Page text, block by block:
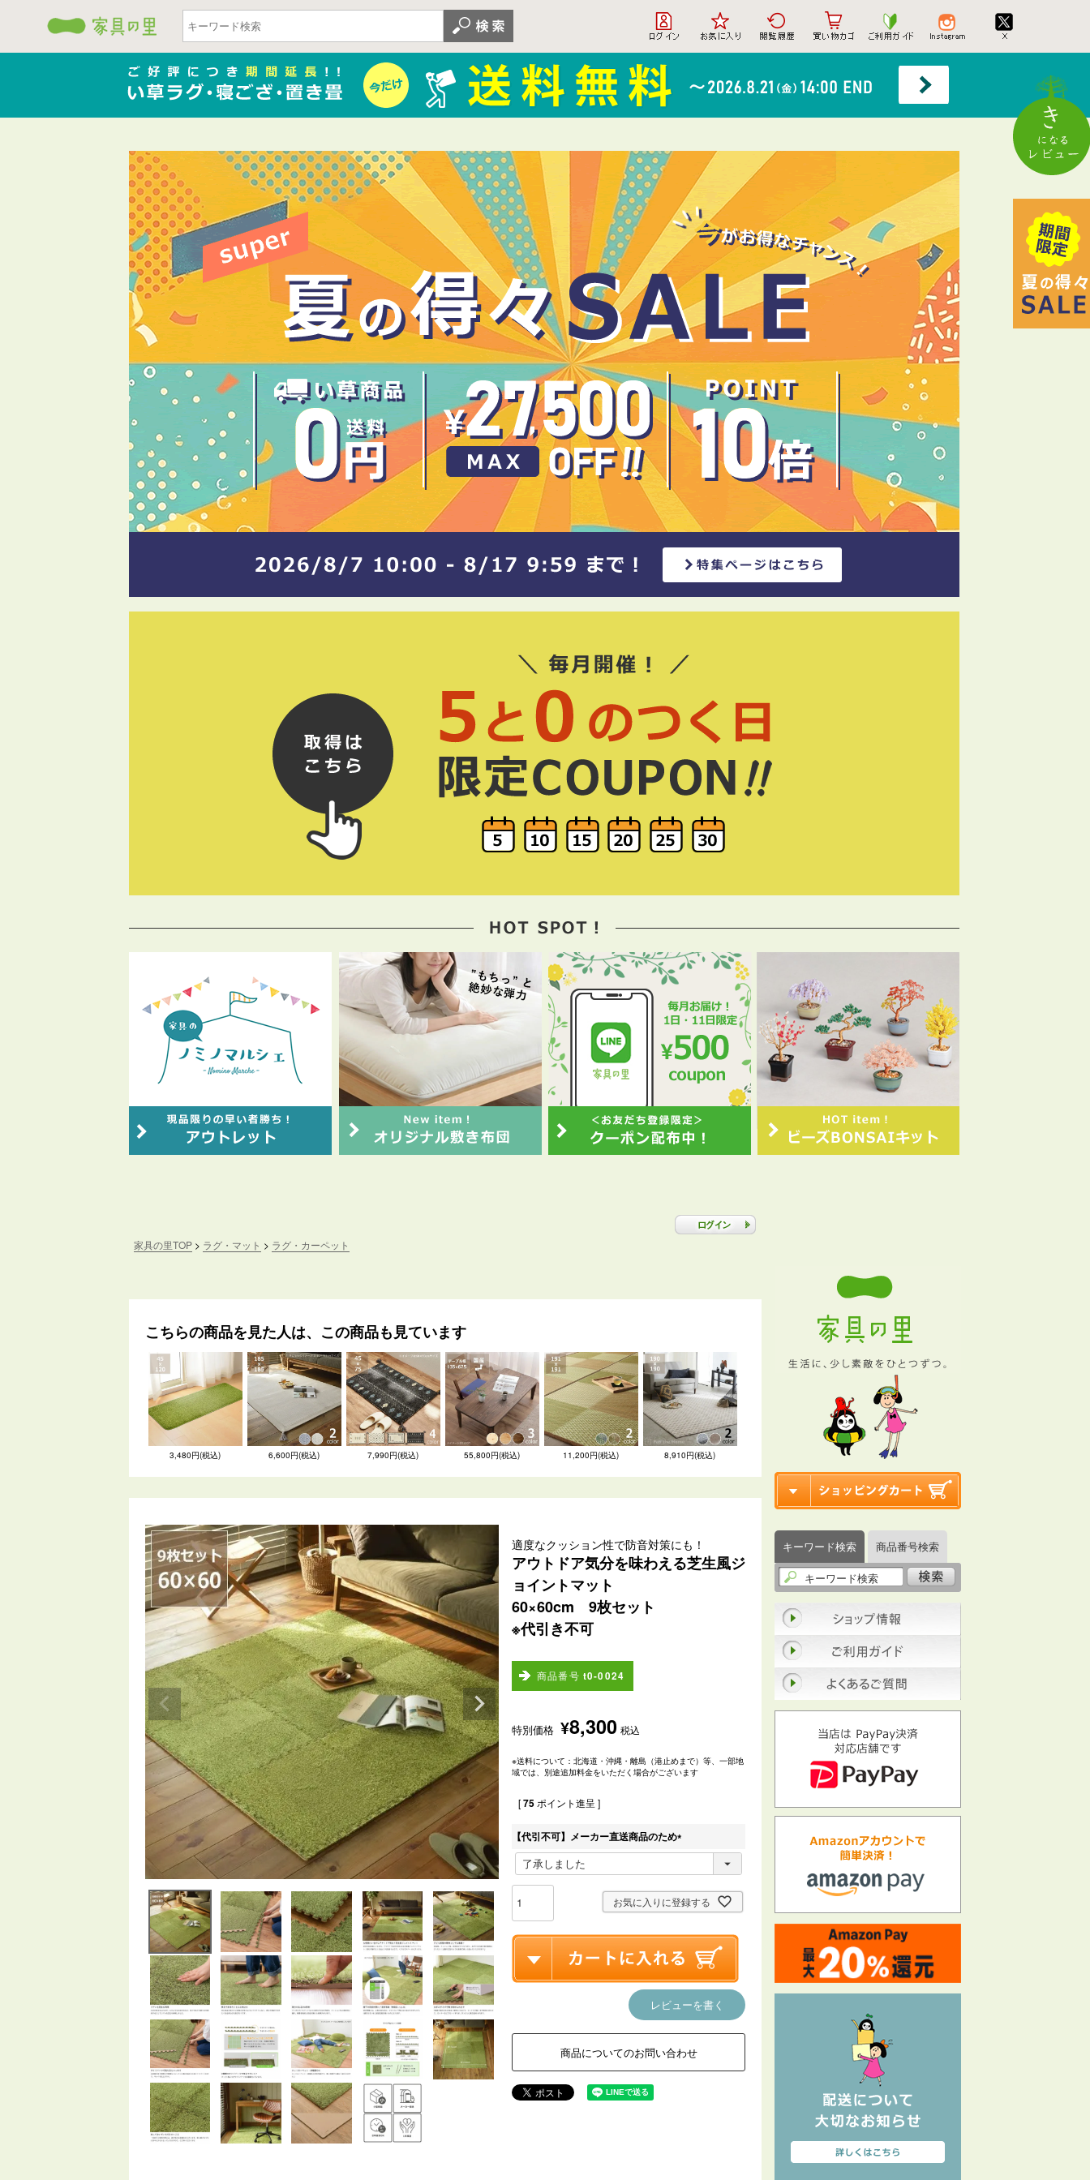
家具の里TOP ラグ・マット ラグ・カーペット
こちらの商品を見た人は、この商品も見ています
3,480円(税込) 6,600円(税込) 7,990円(税込) 55,800円(税込) 11,200円(税込) 8,910円(税込)
適度なクッション性で防音対策にも！
アウトドア気分を味わえる芝生風ジ
ョイントマット
60×60cm 9枚セット
※代引き不可
商品番号 t0-0024
特別価格 ¥8,300 税込
※送料について：北海道・沖縄・離島（港止めまで）等、一部地
域では、別途追加料金をいただく場合がございます
[75 ポイント進呈 ]
【代引不可】メーカー直送商品のため
(
須
)
お気に入りに登録する
レビューを書く
商品についてのお問い合わせ
キーワード検索 商品番号検索